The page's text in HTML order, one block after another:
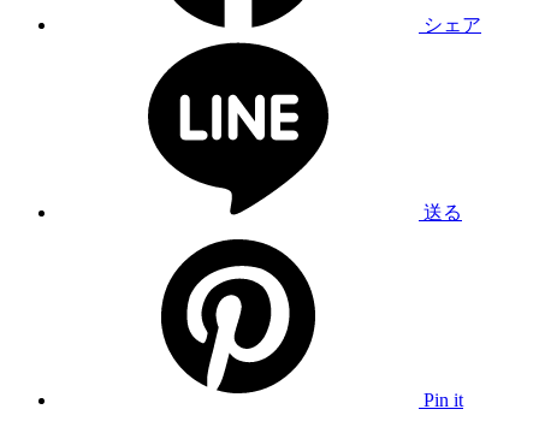
シェア
送る
Pin it